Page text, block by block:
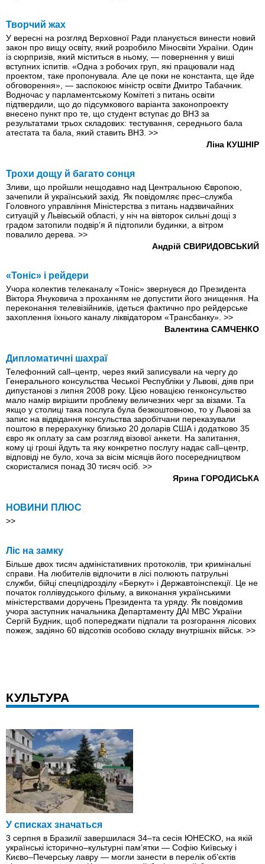
Творчий жах
У вересні на розгляд Верховної Ради планується винести новий
закон про вищу освіту, який розробило Мін­освіти України. Один
із сюрпризів, який міститься в ньому, — повернення у виші
вступних іспитів. «Одна з робочих груп, які працювали над
проектом, таке пропонувала. Але це поки не константа, ще йде
обговорення», — заспокоює міністр освіти Дмитро Табачник.
Водночас у парламентському Комітеті з питань освіти
підтвердили, що до підсумкового варіанта законопроекту
внесено пункт про те, що студент вступає до ВНЗ за
результатами трьох складових: тестування, середнього бала
атестата та бала, який ставить ВНЗ. >>
Ліна КУШНІР
Трохи дощу й багато сонця
Зливи, що пройшли нещодавно над Центральною Європою,
зачепили й український захід. Як повідомляє прес–служба
Головного управління Міністерства з питань надзвичайних
ситуацій у Львівській області, у ніч на вівторок сильні дощі з
градом затопили подвір’я й підтопили будинки, а вітром
повалило дерева. >>
Андрій СВИРИДОВСЬКИЙ
«Тоніс» і рейдери
Учора колектив телеканалу «Тоніс» звернувся до Президента
Віктора Януковича з проханням не допустити його знищення. На
переконання телевізійників, ідеться фактично про рейдерське
захоплення їхнього каналу ліквідатором «Трансбанку». >>
Валентина САМЧЕНКО
Дипломатичні шахраї
Телефонний сall–центр, через який записували на чергу до
Генерального консульства Чеської Республіки у Львові, діяв при
дипустанові з липня 2008 року. Цією новацією генконсульство
мало намір вирішити проблему величезних черг за візами. Та
якщо у столиці така послуга була безкоштовною, то у Львові за
запис на відвідання консульства заробітчани переказували
поштою в перерахунку близько 20 доларів США і додатково 35
євро як оплату за сам розгляд візової анкети. На запитання,
кому ці гроші йдуть та яку конкретно послугу надає call–центр,
відповіді не було, хоча за вiсiм місяців його посередництвом
скористалися понад 30 тисяч осіб. >>
Ярина ГОРОДИСЬКА
НОВИНИ ПЛЮС
>>
Ліс на замку
Більше двох тисяч адміністативних протоколів, три кримінальні
справи. На любителів відпочити в лісі полюють патрульні
служби, бійці спецпідрозділу «Беркут» і Державтоінспекції. Це не
початок голлівудського фільму, а виконання українськими
міністерствами доручень Президента та уряду. Як повідомив
учора заступник начальника Департаменту ДАІ МВС України
Сергій Будник, щоб попереджати підпали та розгорання лісових
пожеж, задіяно 60 відсотків особово складу внутрішніх військ. >>
КУЛЬТУРА
У списках значаться
3 серпня в Бразилії завершилася 34–та сесія ЮНЕСКО, на якій
українські історично–культурні пам’ятки — Софію Київську і
Києво–Печерську лавру — могли занести в перелік об’єктів